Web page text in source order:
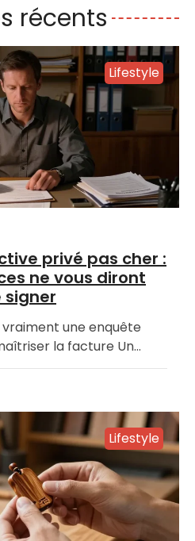
récents
Lifestyle
privé pas cher :
ne vous diront
une enquête
la facture Un…
Lifestyle